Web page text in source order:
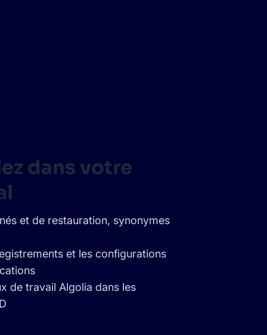
dans votre
et de restauration, synonymes
et les configurations
de travail Algolia dans les